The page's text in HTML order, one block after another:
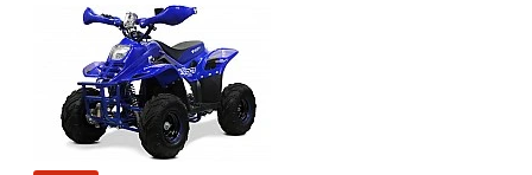
Ocena
Ocena
Zły Dobry